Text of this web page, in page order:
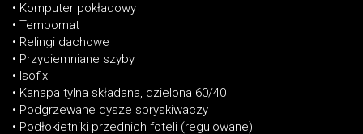
• Komputer pokładowy
• Tempomat
• Relingi dachowe
• Przyciemniane szyby
• Isofix
• Kanapa tylna składana, dzielona 60/40
• Podgrzewane dysze spryskiwaczy
• Podłokietniki przednich foteli (regulowane)